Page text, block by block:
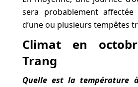
sera probablement
d’une ou plusieurs tempêtes
Climat en
Trang
Quelle est la température